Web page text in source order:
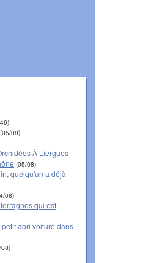
(05/08)
À Liergues
(05/08)
quelqu'un a déjà
08)
qui est
abri voiture dans